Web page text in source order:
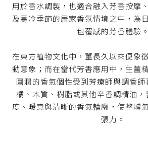
用於香水調製，也適合融入芳香按摩
及寒冷季節的居家香氛情境之中，為
包覆感的芳香體驗。
在東方植物文化中，薑長久以來便象
動意象；而在當代芳香應用中，生薑
圓潤的香氣個性受到芳療師與調香
橘、木質、樹脂或其他辛香調精油
度、暖意與清晰的香氣輪廓，使整體
張力。